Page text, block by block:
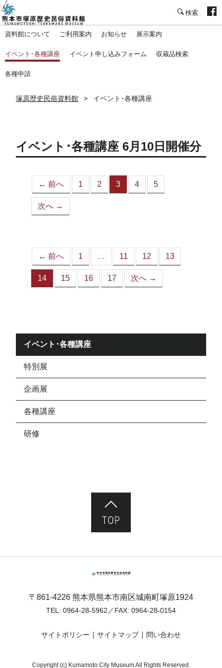
資料館について ご利用案内 お知らせ 展示案内
イベント･各種講座 イベント申し込みフォーム 収蔵品検索
各種申請
塚原歴史民俗資料館 イベント･各種講座
イベント･各種講座 6月10日開催分
← 前へ 1 2 3
（こ
4 5
次へ →
← 前へ 1 … 11 12 13
14
（こ
15 16 17 次へ →
イベント･各種講座
特別展
企画展
各種講座
研修
〒861-4226 熊本県熊本市南区城南町塚原1924
TEL: 0964-28-5962 ／FAX: 0964-28-0154
サイトポリシー サイトマップ 問い合わせ
Copyright (c) Kumamoto City Museum All Rights Reserved.